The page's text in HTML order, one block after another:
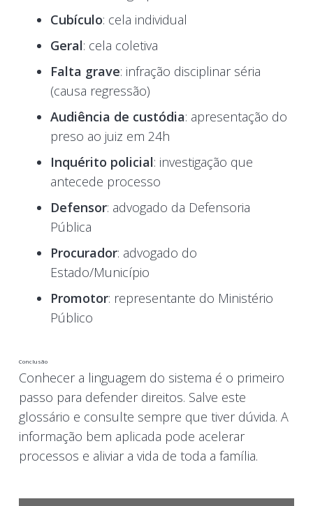
Cubículo: cela individual
Geral: cela coletiva
Falta grave: infração disciplinar séria
(causa regressão)
Audiência de custódia: apresentação do
preso ao juiz em 24h
Inquérito policial: investigação que
antecede processo
Defensor: advogado da Defensoria
Pública
Procurador: advogado do
Estado/Município
Promotor: representante do Ministério
Público
Conclusão
Conhecer a linguagem do sistema é o primeiro
passo para defender direitos. Salve este
glossário e consulte sempre que tiver dúvida. A
informação bem aplicada pode acelerar
processos e aliviar a vida de toda a família.